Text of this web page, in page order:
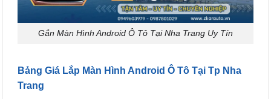
Gắn Màn Hình Android Ô Tô Tại Nha Trang Uy Tín
Bảng Giá Lắp Màn Hình Android Ô Tô Tại Tp Nha
Trang